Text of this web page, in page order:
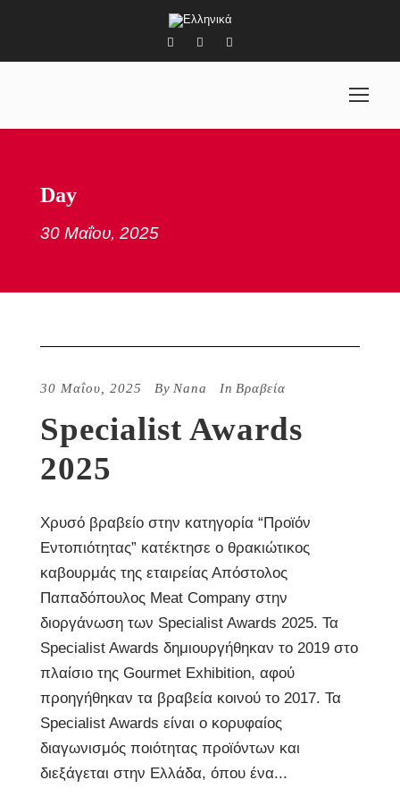
Day
30 Μαΐου, 2025
30 Μαΐου, 2025 By Nana In Βραβεία
Specialist Awards
2025
Χρυσό βραβείο στην κατηγορία “Προϊόν
Εντοπιότητας” κατέκτησε ο θρακιώτικος
καβουρμάς της εταιρείας Απόστολος
Παπαδόπουλος Meat Company στην
διοργάνωση των Specialist Awards 2025. Τα
Specialist Awards δημιουργήθηκαν το 2019 στο
πλαίσιο της Gourmet Exhibition, αφού
προηγήθηκαν τα βραβεία κοινού το 2017. Τα
Specialist Awards είναι ο κορυφαίος
διαγωνισμός ποιότητας προϊόντων και
διεξάγεται στην Ελλάδα, όπου ένα...